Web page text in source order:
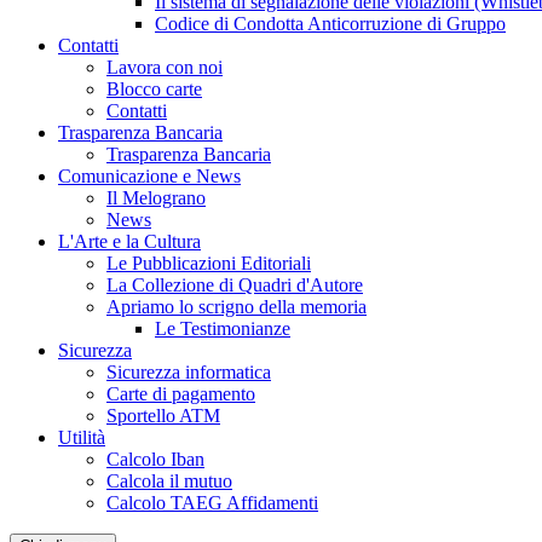
Codice di Condotta Anticorruzione di Gruppo
Contatti
Lavora con noi
Blocco carte
Contatti
Trasparenza Bancaria
Trasparenza Bancaria
Comunicazione e News
Il Melograno
News
L'Arte e la Cultura
Le Pubblicazioni Editoriali
La Collezione di Quadri d'Autore
Apriamo lo scrigno della memoria
Le Testimonianze
Sicurezza
Sicurezza informatica
Carte di pagamento
Sportello ATM
Utilità
Calcolo Iban
Calcola il mutuo
Calcolo TAEG Affidamenti